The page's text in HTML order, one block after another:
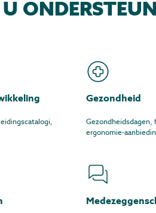
Gezondheid
Gezondheidsdagen,
ergonomie-